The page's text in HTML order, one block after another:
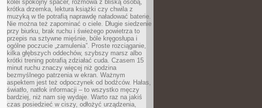
kolei spokojny spacer, rozmowa z bliską osobą,
krótka drzemka, lektura książki czy chwila z
muzyką w tle potrafią naprawdę naładować baterie.
Nie można też zapominać o ciele. Długie siedzenie
przy biurku, brak ruchu i świeżego powietrza to
przepis na sztywne mięśnie, bóle kręgosłupa i
ogólne poczucie „zamulenia”. Proste rozciąganie,
kilka głębszych oddechów, szybszy marsz albo
krótki trening potrafią zdziałać cuda. Czasem 15
minut ruchu znaczy więcej niż godzina
bezmyślnego patrzenia w ekran. Ważnym
aspektem jest też odpoczynek od bodźców. Hałas,
światło, natłok informacji – to wszystko męczy
bardziej, niż nam się wydaje. Warto raz na jakiś
czas posiedzieć w ciszy, odłożyć urządzenia,